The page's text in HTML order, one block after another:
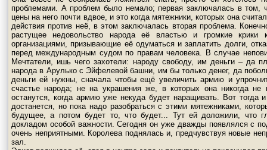
проблемами. А проблем было немало; первая заключалась в том,
цены на него почти вдвое, и это когда мятежники, которых она
действия против неё, в этом заключалась вторая проблема.
растущее недовольство народа её властью и громкие
организациями, призывающие её одуматься и заплатить долги,
перед международным судом по правам человека. В случае
Мечтатели, ишь чего захотели: народу свободу, им деньги – да
народа в Арулько с Эйфелевой башни, им бы только денег, да
деньги ей нужны, сначала чтобы ещё увеличить армию и
счастье народа; не на украшения же, в которых она никогда
останутся, когда армию уже некуда будет наращивать. Вот
достанется, но пока надо разобраться с этими мятежниками,
будущее, а потом будет то, что будет... Тут ей доложили, что
докладом особой важности. Сегодня он уже дважды появлялся с
очень неприятными. Королева поднялась и, предчувствуя новые
зал.